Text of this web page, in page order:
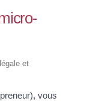
et
vous